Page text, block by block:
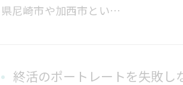
県尼崎市や加西市とい…
終活のポートレートを失敗し